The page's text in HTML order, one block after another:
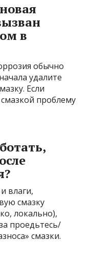
в
обычно
удалите
Если
проблему
влаги,
смазку
локально),
проедьтесь/
смазки.